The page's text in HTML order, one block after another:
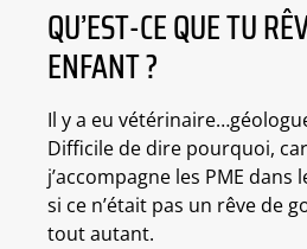
QU’EST-CE QUE TU
ENFANT ?
Il y a eu
Difficile de dire pourquoi,
j’accompagne les PME
si ce n’était pas un rêve de
tout autant.